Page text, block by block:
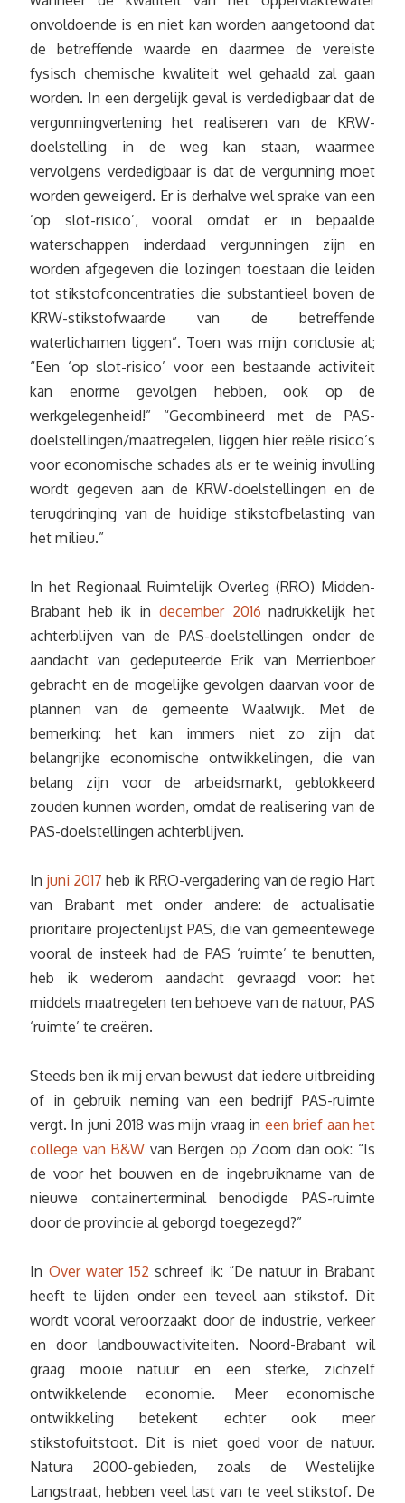
onvoldoende is en niet kan worden aangetoond dat
de betreffende waarde en daarmee de vereiste
fysisch chemische kwaliteit wel gehaald zal gaan
worden. In een dergelijk geval is verdedigbaar dat de
vergunningverlening het realiseren van de KRW-
doelstelling in de weg kan staan, waarmee
vervolgens verdedigbaar is dat de vergunning moet
worden geweigerd. Er is derhalve wel sprake van een
‘op slot-risico’, vooral omdat er in bepaalde
waterschappen inderdaad vergunningen zijn en
worden afgegeven die lozingen toestaan die leiden
tot stikstofconcentraties die substantieel boven de
KRW-stikstofwaarde van de betreffende
waterlichamen liggen”. Toen was mijn conclusie al;
“Een ‘op slot-risico’ voor een bestaande activiteit
kan enorme gevolgen hebben, ook op de
werkgelegenheid!” “Gecombineerd met de PAS-
doelstellingen/maatregelen, liggen hier reële risico’s
voor economische schades als er te weinig invulling
wordt gegeven aan de KRW-doelstellingen en de
terugdringing van de huidige stikstofbelasting van
het milieu.”
In het Regionaal Ruimtelijk Overleg (RRO) Midden-
Brabant heb ik in december 2016 nadrukkelijk het
achterblijven van de PAS-doelstellingen onder de
aandacht van gedeputeerde Erik van Merrienboer
gebracht en de mogelijke gevolgen daarvan voor de
plannen van de gemeente Waalwijk. Met de
bemerking: het kan immers niet zo zijn dat
belangrijke economische ontwikkelingen, die van
belang zijn voor de arbeidsmarkt, geblokkeerd
zouden kunnen worden, omdat de realisering van de
PAS-doelstellingen achterblijven.
In juni 2017 heb ik RRO-vergadering van de regio Hart
van Brabant met onder andere: de actualisatie
prioritaire projectenlijst PAS, die van gemeentewege
vooral de insteek had de PAS ‘ruimte’ te benutten,
heb ik wederom aandacht gevraagd voor: het
middels maatregelen ten behoeve van de natuur, PAS
‘ruimte’ te creëren.
Steeds ben ik mij ervan bewust dat iedere uitbreiding
of in gebruik neming van een bedrijf PAS-ruimte
vergt. In juni 2018 was mijn vraag in een brief aan het
college van B&W van Bergen op Zoom dan ook: “Is
de voor het bouwen en de ingebruikname van de
nieuwe containerterminal benodigde PAS-ruimte
door de provincie al geborgd toegezegd?”
In Over water 152 schreef ik: “De natuur in Brabant
heeft te lijden onder een teveel aan stikstof. Dit
wordt vooral veroorzaakt door de industrie, verkeer
en door landbouwactiviteiten. Noord-Brabant wil
graag mooie natuur en een sterke, zichzelf
ontwikkelende economie. Meer economische
ontwikkeling betekent echter ook meer
stikstofuitstoot. Dit is niet goed voor de natuur.
Natura 2000-gebieden, zoals de Westelijke
Langstraat, hebben veel last van te veel stikstof. De